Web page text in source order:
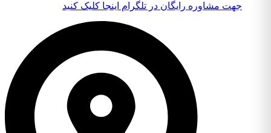
جهت مشاوره رایگان در تلگرام اینجا کلیک کنید